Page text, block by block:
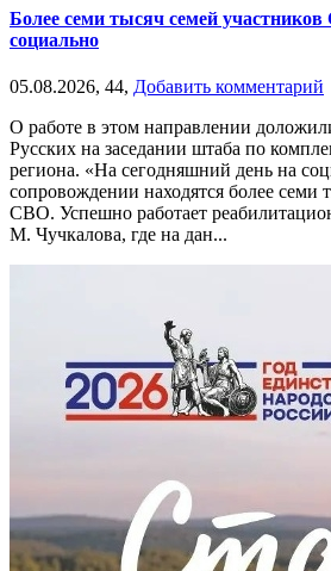
Более семи тысяч семей
социально
05.08.2026, 44, Добавить комментарий
О работе в этом направлении
Русских на заседании штаба по
региона. «На сегодняшний день на
сопровождении находятся более семи
СВО. Успешно работает
М. Чучкалова, где на дан...